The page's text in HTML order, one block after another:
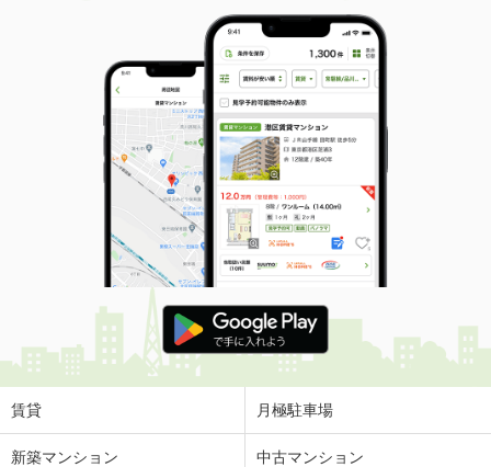
賃貸 月極駐車場
新築マンション 中古マンション